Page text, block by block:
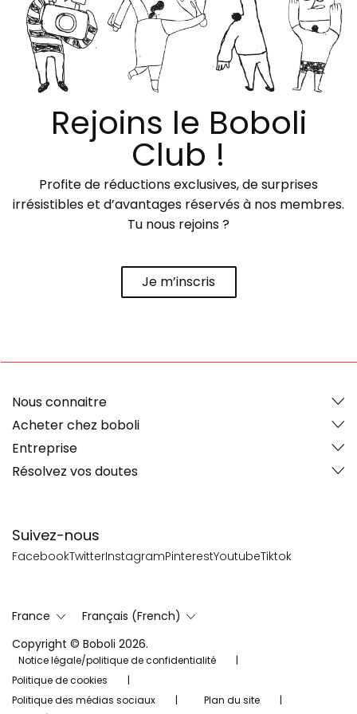
Rejoins le Boboli
Club !
Profite de réductions exclusives, de surprises
irrésistibles et d’avantages réservés à nos membres.
Tu nous rejoins ?
Je m’inscris
Suivez-nous
FacebookTwitterInstagramPinterestYoutubeTiktok
Nous connaitre
Acheter chez boboli
Entreprise
Résolvez vos doutes
France
Français (French)
Copyright © Boboli 2026.
Notice légale/politique de confidentialité
Politique de cookies
Politique des médias sociaux
Plan du site